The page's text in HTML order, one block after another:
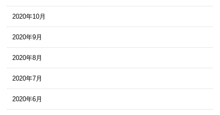
2020年10月
2020年9月
2020年8月
2020年7月
2020年6月